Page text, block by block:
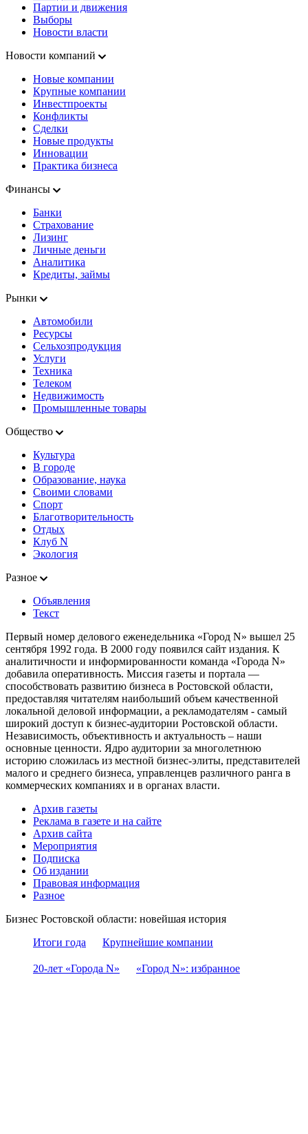
Партии и движения
Выборы
Новости власти
Новости компаний
Новые компании
Крупные компании
Инвестпроекты
Конфликты
Сделки
Новые продукты
Инновации
Практика бизнеса
Финансы
Банки
Страхование
Лизинг
Личные деньги
Аналитика
Кредиты, займы
Рынки
Автомобили
Ресурсы
Сельхозпродукция
Услуги
Техника
Телеком
Недвижимость
Промышленные товары
Общество
Культура
В городе
Образование, наука
Своими словами
Спорт
Благотворительность
Отдых
Клуб N
Экология
Разное
Объявления
Текст
Первый номер делового еженедельника «Город N» вышел 25
сентября 1992 года. В 2000 году появился сайт издания. К
аналитичности и информированности команда «Города N»
добавила оперативность. Миссия газеты и портала —
способствовать развитию бизнеса в Ростовской области,
предоставляя читателям наибольший объем качественной
локальной деловой информации, а рекламодателям - самый
широкий доступ к бизнес-аудитории Ростовской области.
Независимость, объективность и актуальность – наши
основные ценности. Ядро аудитории за многолетнюю
историю сложилась из местной бизнес-элиты, представителей
малого и среднего бизнеса, управленцев различного ранга в
коммерческих компаниях и в органах власти.
Архив газеты
Реклама в газете и на сайте
Архив сайта
Мероприятия
Подписка
Об издании
Правовая информация
Разное
Бизнес Ростовской области: новейшая история
Итоги года
Крупнейшие компании
20-лет «Города N» «Город N»: избранное